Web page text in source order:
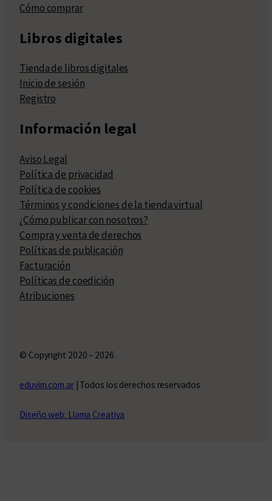
Cómo comprar
Libros digitales
Tienda de libros digitales
Inicio de sesión
Registro
Información legal
Aviso Legal
Política de privacidad
Política de cookies
Términos y condiciones de la tienda virtual
¿Cómo publicar con nosotros?
Compra y venta de derechos
Políticas de publicación
Facturación
Políticas de coedición
Atribuciones
© Copyright 2020 – 2026
eduvim.com.ar| Todos los derechos reservados
Diseño web: Llama Creativa